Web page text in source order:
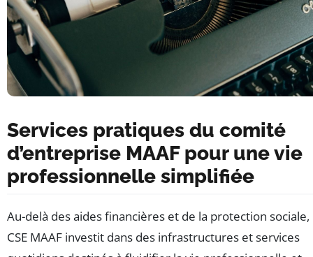
Services pratiques du comité
d’entreprise MAAF pour une vie
professionnelle simplifiée
Au-delà des aides financières et de la protection sociale,
CSE MAAF investit dans des infrastructures et services